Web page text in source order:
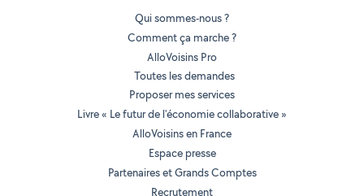
Qui sommes-nous ?
Comment ça marche ?
AlloVoisins Pro
Toutes les demandes
Proposer mes services
Livre « Le futur de l'économie collaborative »
AlloVoisins en France
Espace presse
Partenaires et Grands Comptes
Recrutement